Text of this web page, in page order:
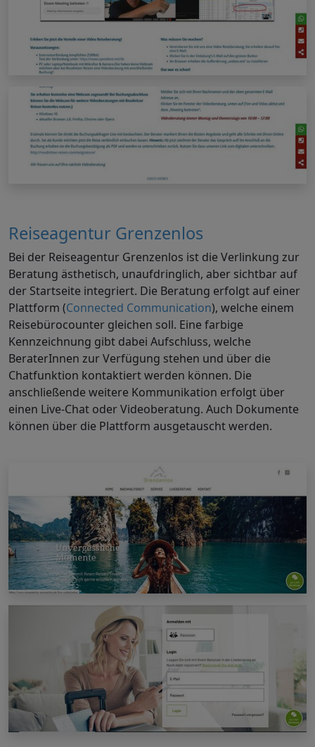
Reiseagentur Grenzenlos
Bei der Reiseagentur Grenzenlos ist die Verlinkung zur
Beratung ästhetisch, unaufdringlich, aber sichtbar auf
der Startseite integriert. Die Beratung erfolgt auf einer
Plattform (Connected Communication), welche einem
Reisebürocounter gleichen soll. Eine farbige
Kennzeichnung gibt dabei Aufschluss, welche
BeraterInnen zur Verfügung stehen und über die
Chatfunktion kontaktiert werden können. Die
anschließende weitere Kommunikation erfolgt über
einen Live-Chat oder Videoberatung. Auch Dokumente
können über die Plattform ausgetauscht werden.